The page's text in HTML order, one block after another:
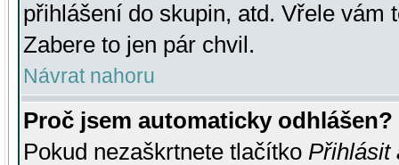
přihlášení do skupin, atd. Vřele vám
Zabere to jen pár chvil.
Návrat nahoru
Proč jsem automaticky odhlášen?
Pokud nezaškrtnete tlačítko Přihlásit